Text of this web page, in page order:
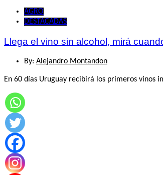
AGRO
DESTACADAS
Llega el vino sin alcohol, mirá
By: Alejandro Montandon
En 60 días Uruguay recibirá los primeros vinos